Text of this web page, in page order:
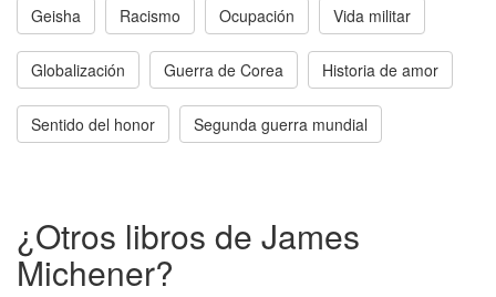
Geisha Racismo Ocupación Vida militar
Globalización Guerra de Corea Historia de amor
Sentido del honor Segunda guerra mundial
¿Otros libros de James
Michener?